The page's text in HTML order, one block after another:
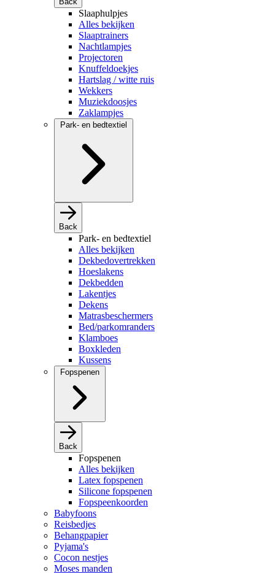
Slaaphulpjes
Alles bekijken
Slaaptrainers
Nachtlampjes
Projectoren
Knuffeldoekjes
Hartslag / witte ruis
Wekkers
Muziekdoosjes
Zaklampjes
Park- en bedtextiel
Back
Park- en bedtextiel
Alles bekijken
Dekbedovertrekken
Hoeslakens
Dekbedden
Lakentjes
Dekens
Matrasbeschermers
Bed/parkomranders
Klamboes
Boxkleden
Kussens
Fopspenen
Back
Fopspenen
Alles bekijken
Latex fopspenen
Silicone fopspenen
Fopspeenkoorden
Babyfoons
Reisbedjes
Behangpapier
Pyjama's
Cocon nestjes
Moses manden